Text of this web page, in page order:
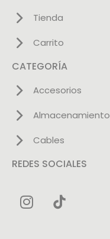
Tienda
Carrito
CATEGORÍA
Accesorios
Almacenamiento
Cables
REDES SOCIALES